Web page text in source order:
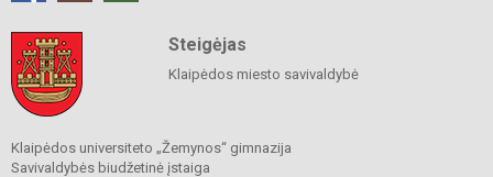
Steigėjas
Klaipėdos miesto savivaldybė
Klaipėdos universiteto „Žemynos“ gimnazija
Savivaldybės biudžetinė įstaiga